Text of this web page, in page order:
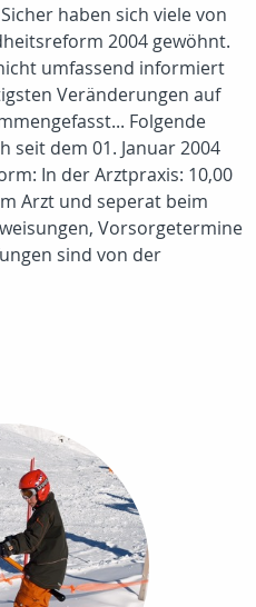
haben sich viele von
2004 gewöhnt.
umfassend informiert
Veränderungen auf
Folgende
seit dem 01. Januar 2004
In der Arztpraxis: 10,00
Arzt und seperat beim
Vorsorgetermine
sind von der